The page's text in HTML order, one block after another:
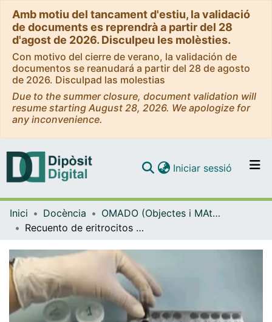
Amb motiu del tancament d'estiu, la validació
de documents es reprendrà a partir del 28
d'agost de 2026. Disculpeu les molèsties.
Con motivo del cierre de verano, la validación de
documentos se reanudará a partir del 28 de agosto
de 2026. Disculpad las molestias
Due to the summer closure, document validation will
resume starting August 28, 2026. We apologize for
any inconvenience.
Navega per tot el DD
Contacte
Iniciar sessió (current)
Inici Docència
OMADO (Objectes i MAterials DOcents)
Recuento de eritrocitos con contador automático